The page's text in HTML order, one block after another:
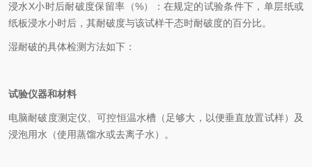
浸水X小时后耐破度保留率（%）：在规定的试验条件下，单层纸或
纸板浸水小时后，其耐破度与该试样干态时耐破度的百分比。
湿耐破的具体检测方法如下：
试验仪器和材料
电脑耐破度测定仪、可控恒温水槽（足够大，以便垂直放置试样）及
浸泡用水（使用蒸馏水或去离子水）。